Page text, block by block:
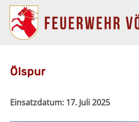
Ölspur
Einsatzdatum: 17. Juli 2025